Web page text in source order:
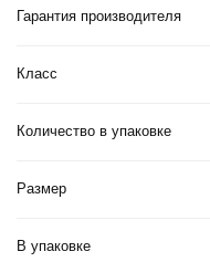
Гарантия производителя
Класс
Количество в упаковке
Размер
В упаковке